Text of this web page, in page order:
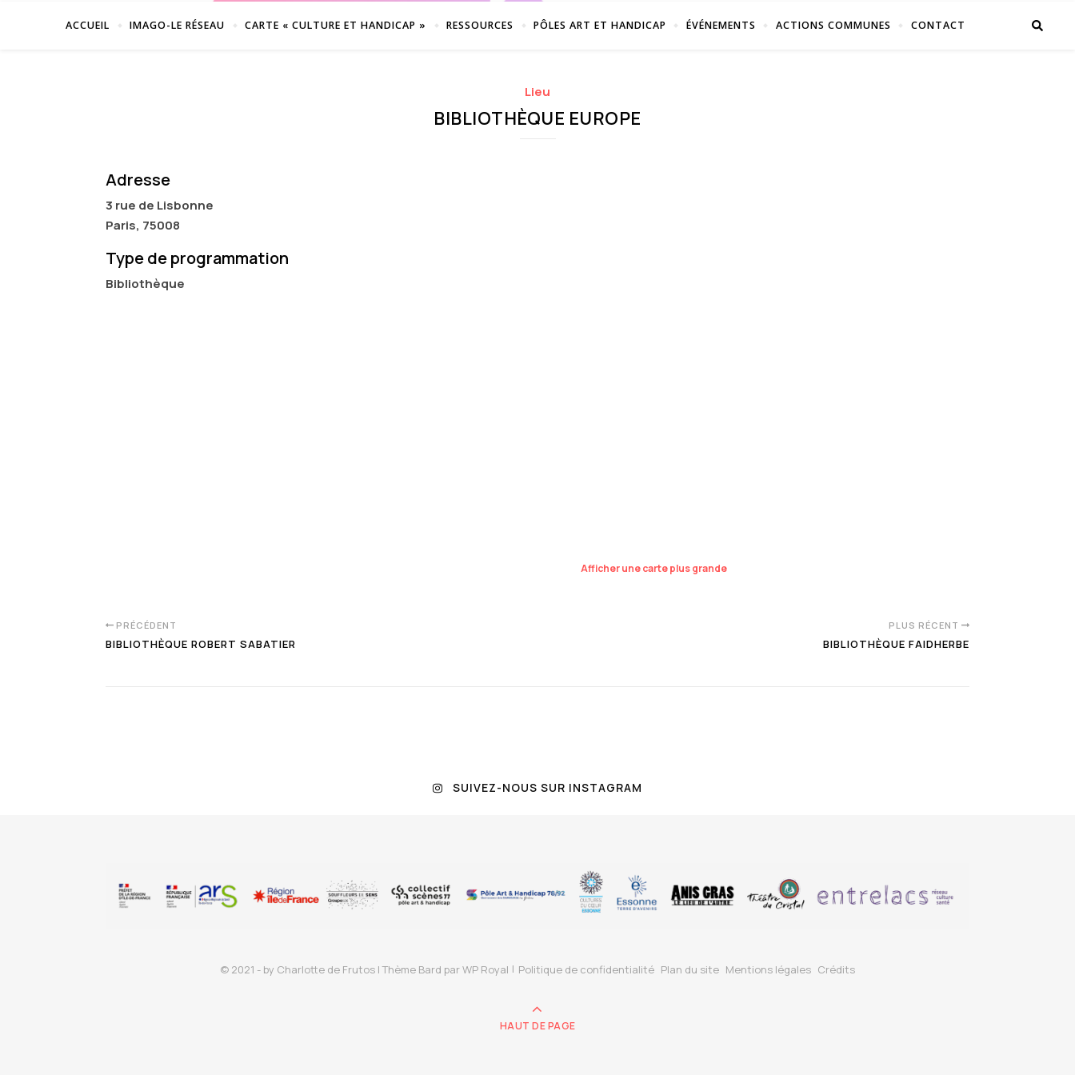
ACCUEIL IMAGO-LE RÉSEAU CARTE « CULTURE ET HANDICAP » RESSOURCES PÔLES ART ET HANDICAP ÉVÉNEMENTS ACTIONS COMMUNES CONTACT
Lieu
BIBLIOTHÈQUE EUROPE
Adresse
3 rue de Lisbonne
Paris, 75008
Type de programmation
Bibliothèque
Afficher une carte plus grande
PRÉCÉDENT
BIBLIOTHÈQUE ROBERT SABATIER
PLUS RÉCENT
BIBLIOTHÈQUE FAIDHERBE
SUIVEZ-NOUS SUR INSTAGRAM
© 2021 - by Charlotte de Frutos |Thème Bard parWP Royal Politique de confidentialité Plan du site Mentions légales Crédits
HAUT DE PAGE